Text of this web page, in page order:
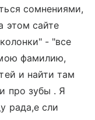
сомнениями,
этом сайте
- "все
фамилию,
и найти там
про зубы . Я
рада,е сли